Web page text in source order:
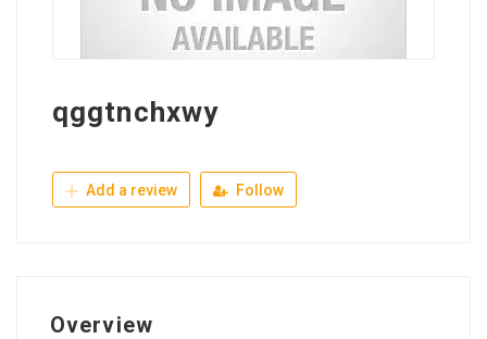
qggtnchxwy
Add a review Follow
Overview